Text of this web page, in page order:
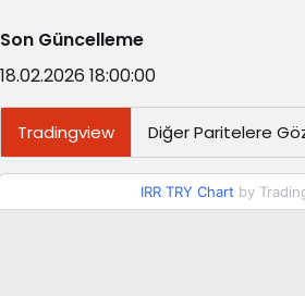
Son Güncelleme
18.02.2026 18:00:00
Tradingview Diğer Paritelere
IRR TRY Chart by